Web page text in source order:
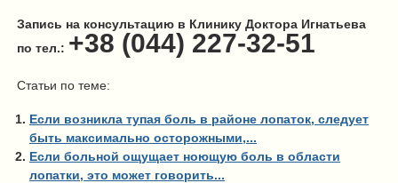
Запись на консультацию в Клинику Доктора Игнатьева
по тел.: +38 (044) 227-32-51
Статьи по теме:
Если возникла тупая боль в районе лопаток, следует
быть максимально осторожными,...
Если больной ощущает ноющую боль в области
лопатки, это может говорить...